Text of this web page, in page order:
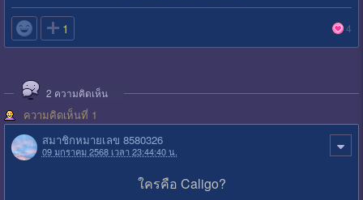
 1 4
2 ความคิดเห็น
ความคิดเห็นที่ 1
สมาชิกหมายเลข 8580326
09 มกราคม 2568 เวลา 23:44:40 น.
ใครคือ Caligo?